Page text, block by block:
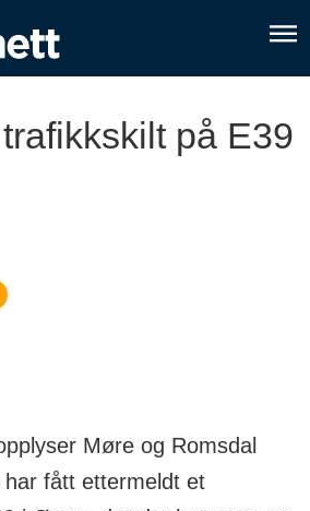
på E39
Møre og Romsdal
fått ettermeldt et